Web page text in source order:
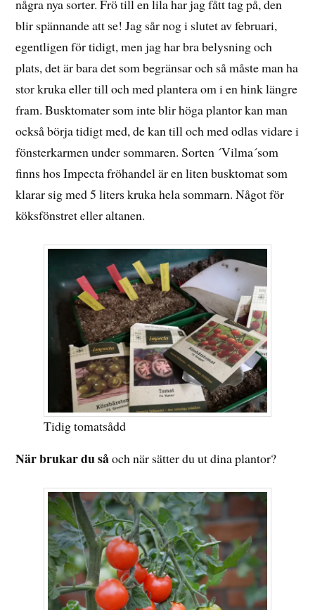
några nya sorter. Frö till en lila har jag fått tag på, den
blir spännande att se! Jag sår nog i slutet av februari,
egentligen för tidigt, men jag har bra belysning och
plats, det är bara det som begränsar och så måste man ha
stor kruka eller till och med plantera om i en hink längre
fram. Busktomater som inte blir höga plantor kan man
också börja tidigt med, de kan till och med odlas vidare i
fönsterkarmen under sommaren. Sorten ´Vilma´som
finns hos Impecta fröhandel är en liten busktomat som
klarar sig med 5 liters kruka hela sommarn. Något för
köksfönstret eller altanen.
Tidig tomatsådd
När brukar du såoch när sätter du ut dina plantor?